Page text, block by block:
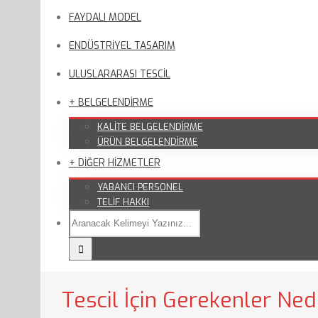
FAYDALI MODEL
ENDÜSTRİYEL TASARIM
ULUSLARARASI TESCİL
+ BELGELENDİRME
KALİTE BELGELENDİRME
ÜRÜN BELGELENDİRME
+ DİĞER HİZMETLER
YABANCI PERSONEL
TELİF HAKKI
Tescil İçin Gerekenler